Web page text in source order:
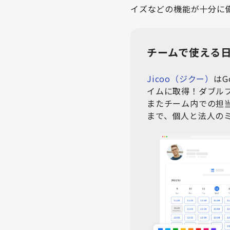
イズなどの機能が十分に
チームで使える
Jicoo（ジクー） は
イムに取得！ダブル
またチーム内での担
まで、個人と法人の